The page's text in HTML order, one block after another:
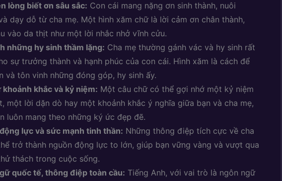
lòng biết ơn sâu sắc: Con cái mang nặng ơn sinh thành, nuôi
dạy dỗ từ cha mẹ. Một hình xăm chữ là lời cảm ơn chân thành,
vào da thịt như một lời nhắc nhở vĩnh cửu.
những hy sinh thầm lặng: Cha mẹ thường gánh vác và hy sinh rất
sự trưởng thành và hạnh phúc của con cái. Hình xăm là cách để
và tôn vinh những đóng góp, hy sinh ấy.
khoảnh khắc và kỷ niệm: Một câu chữ có thể gợi nhớ một kỷ niệm
một lời dặn dò hay một khoảnh khắc ý nghĩa giữa bạn và cha mẹ,
luôn mang theo những ký ức đẹp đẽ.
lực và sức mạnh tinh thần: Những thông điệp tích cực về cha
trở thành nguồn động lực to lớn, giúp bạn vững vàng và vượt qua
thách trong cuộc sống.
quốc tế, thông điệp toàn cầu: Tiếng Anh, với vai trò là ngôn ngữ